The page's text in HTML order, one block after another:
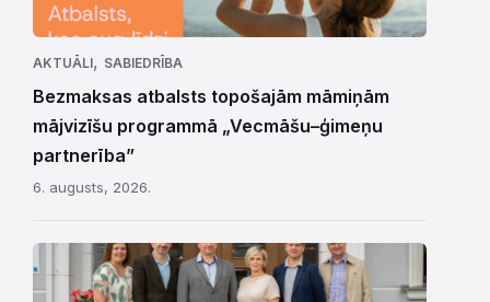
AKTUĀLI, SABIEDRĪBA
Bezmaksas atbalsts topošajām māmiņām
mājvizīšu programmā „Vecmāšu–ģimeņu
partnerība”
6. augusts, 2026.